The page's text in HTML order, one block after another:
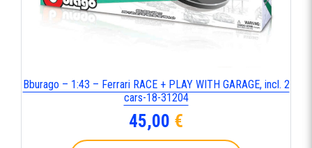
Bburago – 1:43 – Ferrari RACE + PLAY WITH GARAGE, incl. 2
cars-18-31204
45,00 €